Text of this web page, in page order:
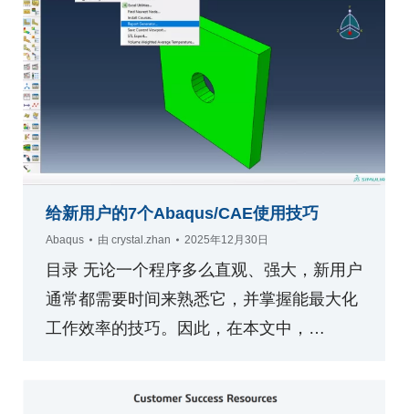
给新用户的7个Abaqus/CAE使用技巧​
Abaqus 由 crystal.zhan 2025年12月30日
目录 无论一个程序多么直观、强大，新用户
通常都需要时间来熟悉它，并掌握能最大化
工作效率的技巧。因此，在本文中，…